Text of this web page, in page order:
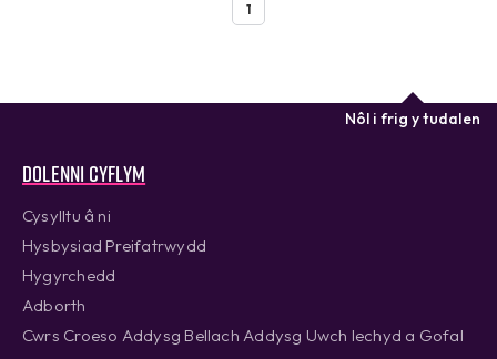
1
Dolenni cyflym
Cysylltu â ni
Hysbysiad Preifatrwydd
Hygyrchedd
Adborth
Cwrs Croeso Addysg Bellach Addysg Uwch Iechyd a Gofal
Nôl i frig y tudalen